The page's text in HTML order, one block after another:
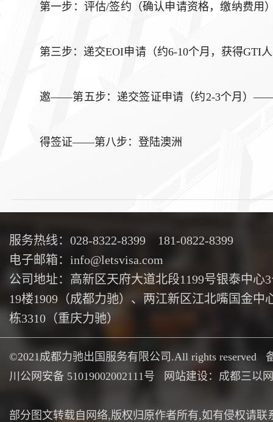
第一步：评估/签约（确认申请资格，缴纳费
第三步：递交EOI申请（约6-10个月，获得
邀——第五步：递交签证申请（约2-3个月）
得签证——第八步：登陆澳洲
服务热线：028-8322-8399 181-0822-8399
电子邮箱：info@letsvisa.com
公司地址：高新区天府大道北段1199号银泰中心
19楼1909（成都力驰）、两江新区江北嘴国金中
栋3310（重庆力驰）
©2021成都力驰出国服务有限公司.All rights reserved
川公网安备 51019002002111号
网站建设：成都三以
部分图文转载自网络,版权归原作者所有,如有侵权请联